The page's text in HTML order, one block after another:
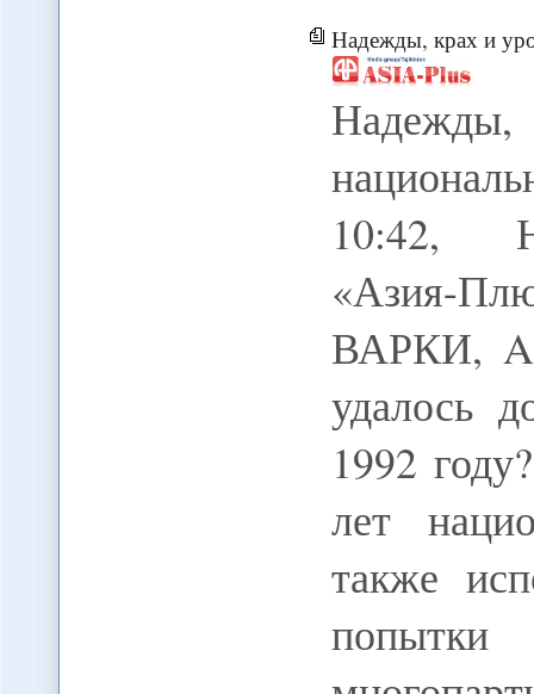
Надежды, крах и уроки
Надежды,
10:42,
«Азия-
ВАРКИ,
удалось
1992
лет
также